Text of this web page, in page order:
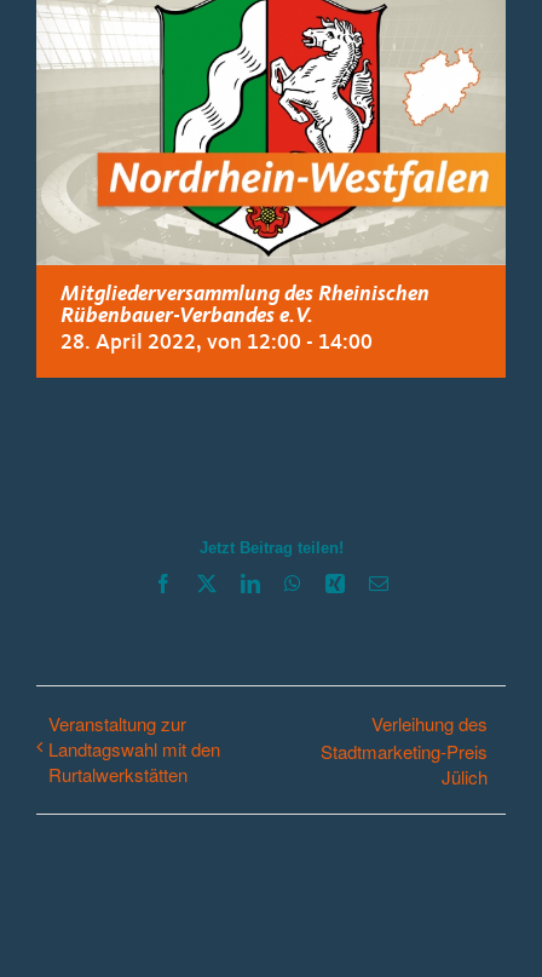
Mitgliederversammlung des Rheinischen
Rübenbauer-Verbandes e.V.
28. April 2022, von 12:00 - 14:00
Jetzt Beitrag teilen!
Facebook LinkedInWhatsApp
Xing E-
Veranstaltung zur
Landtagswahl mit den
Rurtalwerkstätten
Verleihung des
Stadtmarketing-Preis
Jülich